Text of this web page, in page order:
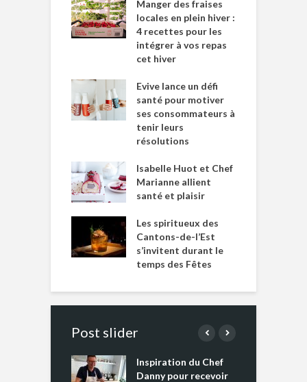
Manger des fraises
locales en plein hiver :
4 recettes pour les
intégrer à vos repas
cet hiver
Evive lance un défi
santé pour motiver
ses consommateurs à
tenir leurs
résolutions
Isabelle Huot et Chef
Marianne allient
santé et plaisir
Les spiritueux des
Cantons-de-l’Est
s’invitent durant le
temps des Fêtes
Post slider
Inspiration du Chef
Danny pour recevoir